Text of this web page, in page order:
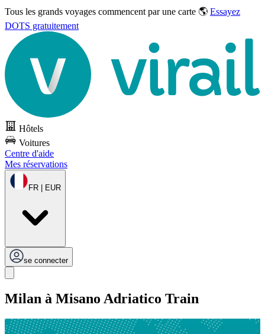
Tous les grands voyages commencent par une carte 🌎 Essayez
DOTS gratuitement
Hôtels
Voitures
Centre d'aide
Mes réservations
FR | EUR
se connecter
Milan à Misano Adriatico Train